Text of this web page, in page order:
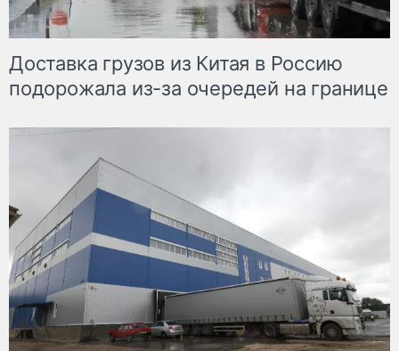
Доставка грузов из Китая в Россию
подорожала из-за очередей на границе